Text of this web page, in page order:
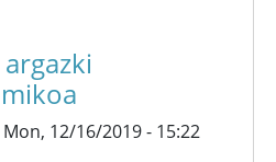
Mon, 12/16/2019 - 15:22